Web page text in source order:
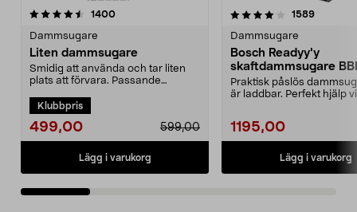
1400recensioner
Dammsugare
Liten dammsugare
Smidig att använda och tar liten
plats att förvara. Passande
Klubbpris
499,00 599,00
Lägg i varukorg
4.0 av 5 stjärnor 1589
Dammsugare
Bosch Readyy'y
skaftdammsugare
14,4 V
Praktisk påslös
är laddbar. Perfekt hjälp
1195,00
Lägg i varukorg
4.5 av 5 stjärnor